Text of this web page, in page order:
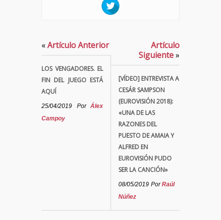
«Artículo Anterior
LOS VENGADORES. EL
FIN DEL JUEGO ESTÁ
AQUÍ
25/04/2019 Por Álex
Campoy
Artículo
Siguiente»
[VÍDEO] ENTREVISTA A
CESÁR SAMPSON
(EUROVISIÓN 2018):
«UNA DE LAS
RAZONES DEL
PUESTO DE AMAIA Y
ALFRED EN
EUROVISIÓN PUDO
SER LA CANCIÓN»
08/05/2019 PorRaúl
Núñez